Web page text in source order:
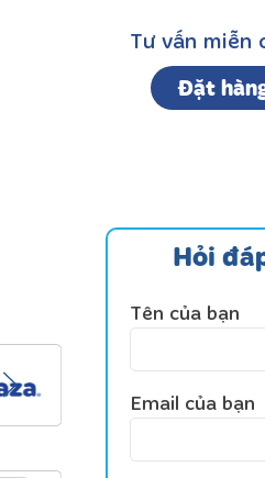
Đặt
Tư vấn miễn
Hỏi
Tên của bạn
Email của bạn